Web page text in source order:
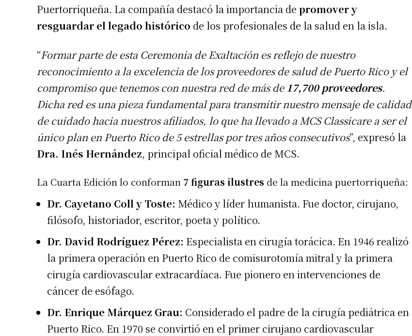
Puertorriqueña. La compañía destacó la importancia de promover y
resguardar el legado histórico de los profesionales de la salud en la isla.
“Formar parte de esta Ceremonia de Exaltación es reflejo de nuestro
reconocimiento a la excelencia de los proveedores de salud de Puerto Rico y el
compromiso que tenemos con nuestra red de más de17,700 proveedores.
Dicha red es una pieza fundamental para transmitir nuestro mensaje de calidad
de cuidado hacia nuestros afiliados, lo que ha llevado a MCS Classicare a ser el
único plan en Puerto Rico de 5 estrellas por tres años consecutivos”, expresó la
Dra. Inés Hernández, principal oficial médico de MCS.
La Cuarta Edición lo conforman 7 figuras ilustres de la medicina puertorriqueña:
Dr. Cayetano Coll y Toste: Médico y líder humanista. Fue doctor, cirujano,
filósofo, historiador, escritor, poeta y político.
Dr. David Rodríguez Pérez: Especialista en cirugía torácica. En 1946 realizó
la primera operación en Puerto Rico de comisurotomía mitral y la primera
cirugía cardiovascular extracardíaca. Fue pionero en intervenciones de
cáncer de esófago.
Dr. Enrique Márquez Grau: Considerado el padre de la cirugía pediátrica en
Puerto Rico. En 1970 se convirtió en el primer cirujano cardiovascular